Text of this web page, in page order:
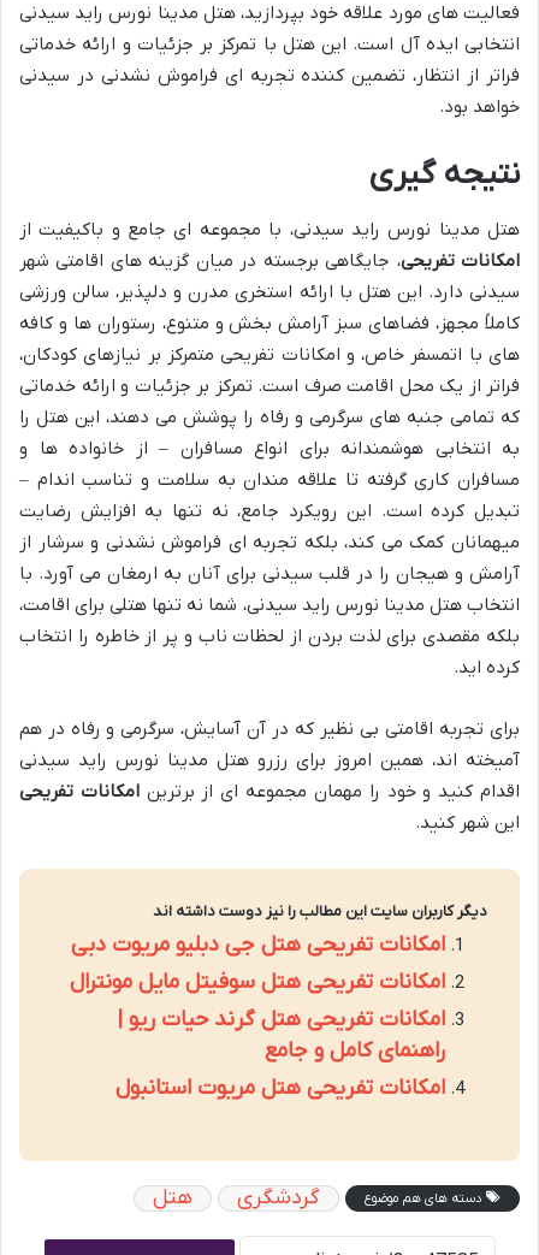
فعالیت های مورد علاقه خود بپردازید، هتل مدینا نورس راید سیدنی
انتخابی ایده آل است. این هتل با تمرکز بر جزئیات و ارائه خدماتی
فراتر از انتظار، تضمین کننده تجربه ای فراموش نشدنی در سیدنی
خواهد بود.
نتیجه گیری
هتل مدینا نورس راید سیدنی، با مجموعه ای جامع و باکیفیت از
امکانات تفریحی، جایگاهی برجسته در میان گزینه های اقامتی شهر
سیدنی دارد. این هتل با ارائه استخری مدرن و دلپذیر، سالن ورزشی
کاملاً مجهز، فضاهای سبز آرامش بخش و متنوع، رستوران ها و کافه
های با اتمسفر خاص، و امکانات تفریحی متمرکز بر نیازهای کودکان،
فراتر از یک محل اقامت صرف است. تمرکز بر جزئیات و ارائه خدماتی
که تمامی جنبه های سرگرمی و رفاه را پوشش می دهند، این هتل را
به انتخابی هوشمندانه برای انواع مسافران – از خانواده ها و
مسافران کاری گرفته تا علاقه مندان به سلامت و تناسب اندام –
تبدیل کرده است. این رویکرد جامع، نه تنها به افزایش رضایت
میهمانان کمک می کند، بلکه تجربه ای فراموش نشدنی و سرشار از
آرامش و هیجان را در قلب سیدنی برای آنان به ارمغان می آورد. با
انتخاب هتل مدینا نورس راید سیدنی، شما نه تنها هتلی برای اقامت،
بلکه مقصدی برای لذت بردن از لحظات ناب و پر از خاطره را انتخاب
کرده اید.
برای تجربه اقامتی بی نظیر که در آن آسایش، سرگرمی و رفاه در هم
آمیخته اند، همین امروز برای رزرو هتل مدینا نورس راید سیدنی
اقدام کنید و خود را مهمان مجموعه ای از برترینامکانات تفریحی
این شهر کنید.
دیگر کاربران سایت این مطالب را نیز دوست داشته اند
امکانات تفریحی هتل جی دبلیو مریوت دبی
امکانات تفریحی هتل سوفیتل مایل مونترال
امکانات تفریحی هتل گرند حیات ریو |
راهنمای کامل و جامع
امکانات تفریحی هتل مریوت استانبول
دسته های هم موضوع گردشگری هتل